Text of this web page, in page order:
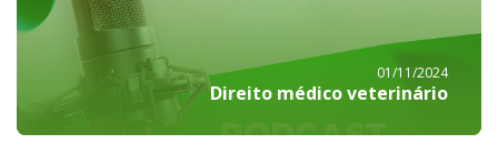
01/11/2024
Direito médico veterinário